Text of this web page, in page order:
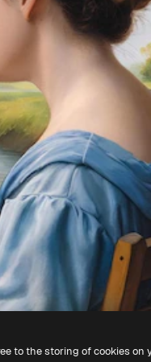
oluşturabilirsiniz.
to the storing of cookies on